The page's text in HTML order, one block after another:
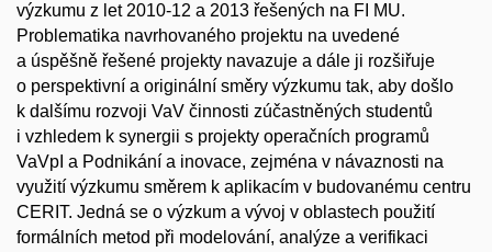
výzkumu z let 2010-12 a 2013 řešených na FI MU.
Problematika navrhovaného projektu na uvedené
a úspěšně řešené projekty navazuje a dále ji rozšiřuje
o perspektivní a originální směry výzkumu tak, aby došlo
k dalšímu rozvoji VaV činnosti zúčastněných studentů
i vzhledem k synergii s projekty operačních programů
VaVpI a Podnikání a inovace, zejména v návaznosti na
využití výzkumu směrem k aplikacím v budovanému centru
CERIT. Jedná se o výzkum a vývoj v oblastech použití
formálních metod při modelování, analýze a verifikaci